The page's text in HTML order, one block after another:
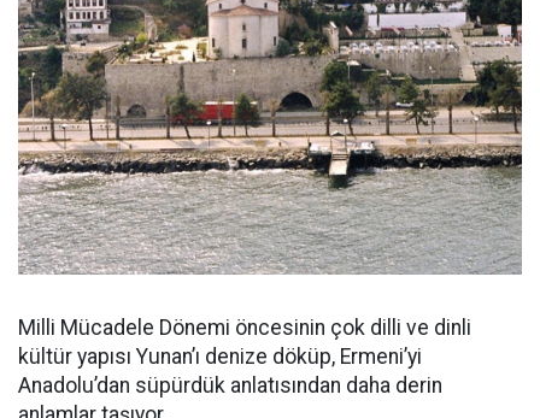
Milli Mücadele Dönemi öncesinin çok dilli ve dinli
kültür yapısı Yunan’ı denize döküp, Ermeni’yi
Anadolu’dan süpürdük anlatısından daha derin